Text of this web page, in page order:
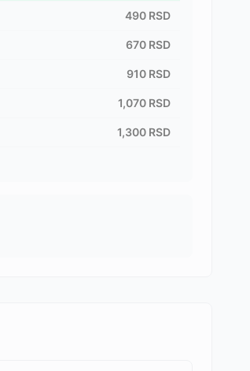
490 RSD
670 RSD
910 RSD
1,070 RSD
1,300 RSD